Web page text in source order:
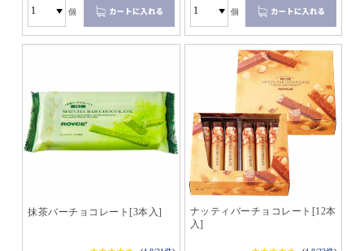
個 個
抹茶バーチョコレート[3本入]
ナッティバーチョコレート[12本
入]